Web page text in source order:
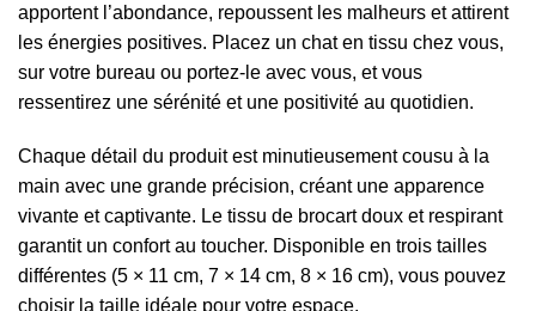
apportent l’abondance, repoussent les malheurs et attirent
les énergies positives. Placez un chat en tissu chez vous,
sur votre bureau ou portez-le avec vous, et vous
ressentirez une sérénité et une positivité au quotidien.
Chaque détail du produit est minutieusement cousu à la
main avec une grande précision, créant une apparence
vivante et captivante. Le tissu de brocart doux et respirant
garantit un confort au toucher. Disponible en trois tailles
différentes (5 × 11 cm, 7 × 14 cm, 8 × 16 cm), vous pouvez
choisir la taille idéale pour votre espace.